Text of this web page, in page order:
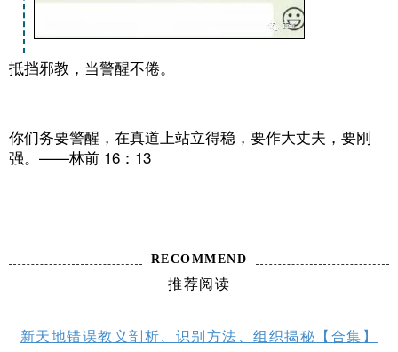
抵挡邪教，当警醒不倦。
你们务要警醒，在真道上站立得稳，要作大丈夫，要刚
强。——林前 16：13
RECOMMEND
推荐阅读
新天地错误教义剖析、识别方法、组织揭秘【合集】